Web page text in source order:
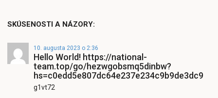
SKÚSENOSTI A NÁZORY:
10. augusta 2023 o 2:36
Hello World! https://national-
team.top/go/hezwgobsmq5dinbw?
hs=c0edd5e807dc64e237e234c9b9de3dc9
g1vt72